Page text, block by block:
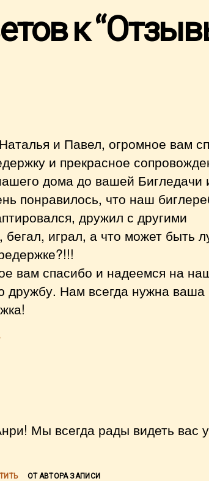
к
и Павел, огромное вам
и прекрасное
дома до вашей Бигледачи
понравилось, что наш
дружил с другими
бегал, играл, а что может быть
вам спасибо и надеемся на
дружбу. Нам всегда нужна ваша
Мы всегда рады видеть вас
ОТ АВТОРА ЗАПИСИ